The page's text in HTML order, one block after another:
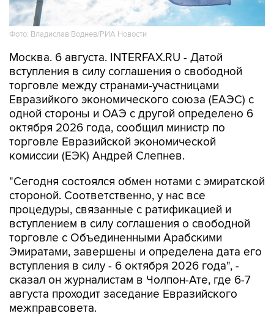
Фото: Владислав Воднев/РИА Новости
Москва. 6 августа. INTERFAX.RU - Датой
вступления в силу соглашения о свободной
торговле между странами-участницами
Евразийкого экономического союза (ЕАЭС) с
одной стороны и ОАЭ с другой определено 6
октября 2026 года, сообщил министр по
торговле Евразийской экономической
комиссии (ЕЭК) Андрей Слепнев.
"Сегодня состоялся обмен нотами с эмиратской
стороной. Соответственно, у нас все
процедуры, связанные с ратификацией и
вступлением в силу соглашения о свободной
торговле с Объединенными Арабскими
Эмиратами, завершены и определена дата его
вступления в силу - 6 октября 2026 года", -
сказал он журналистам в Чолпон-Ате, где 6-7
августа проходит заседание Евразийского
межправсовета.